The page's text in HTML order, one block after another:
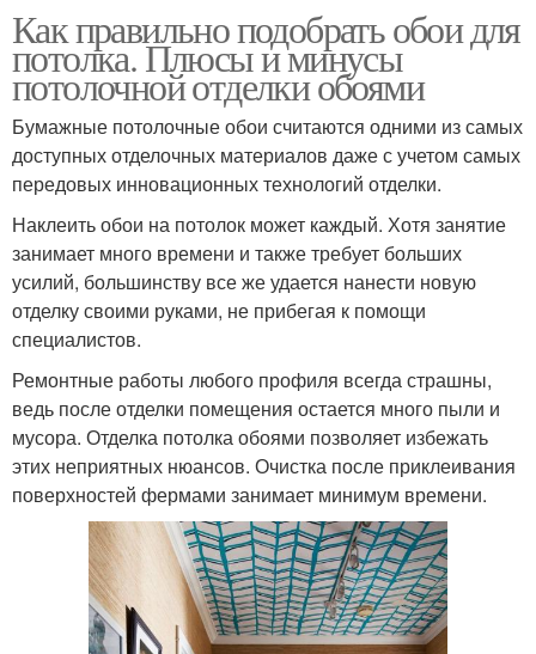
Как правильно подобрать обои для
потолка. Плюсы и минусы
потолочной отделки обоями
Бумажные потолочные обои считаются одними из самых
доступных отделочных материалов даже с учетом самых
передовых инновационных технологий отделки.
Наклеить обои на потолок может каждый. Хотя занятие
занимает много времени и также требует больших
усилий, большинству все же удается нанести новую
отделку своими руками, не прибегая к помощи
специалистов.
Ремонтные работы любого профиля всегда страшны,
ведь после отделки помещения остается много пыли и
мусора. Отделка потолка обоями позволяет избежать
этих неприятных нюансов. Очистка после приклеивания
поверхностей фермами занимает минимум времени.